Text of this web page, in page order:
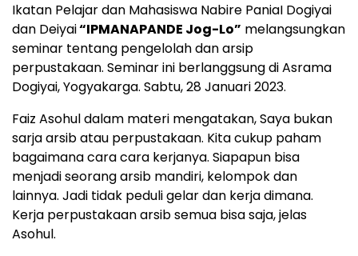
Ikatan Pelajar dan Mahasiswa Nabire PaniaI Dogiyai
dan Deiyai“IPMANAPANDE Jog-Lo” melangsungkan
seminar tentang pengelolah dan arsip
perpustakaan. Seminar ini berlanggsung di Asrama
Dogiyai, Yogyakarga. Sabtu, 28 Januari 2023.
Faiz Asohul dalam materi mengatakan, Saya bukan
sarja arsib atau perpustakaan. Kita cukup paham
bagaimana cara cara kerjanya. Siapapun bisa
menjadi seorang arsib mandiri, kelompok dan
lainnya. Jadi tidak peduli gelar dan kerja dimana.
Kerja perpustakaan arsib semua bisa saja, jelas
Asohul.